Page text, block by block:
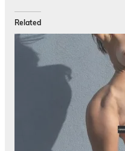
Related